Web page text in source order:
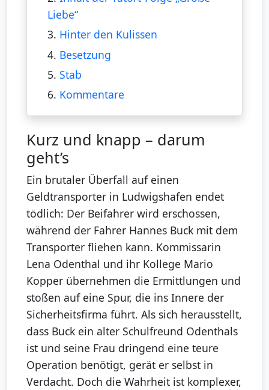
Liebe“
3. Hinter den Kulissen
4. Besetzung
5. Stab
6. Kommentare
Kurz und knapp – darum
geht’s
Ein brutaler Überfall auf einen
Geldtransporter in Ludwigshafen endet
tödlich: Der Beifahrer wird erschossen,
während der Fahrer Hannes Buck mit dem
Transporter fliehen kann. Kommissarin
Lena Odenthal und ihr Kollege Mario
Kopper übernehmen die Ermittlungen und
stoßen auf eine Spur, die ins Innere der
Sicherheitsfirma führt. Als sich herausstellt,
dass Buck ein alter Schulfreund Odenthals
ist und seine Frau dringend eine teure
Operation benötigt, gerät er selbst in
Verdacht. Doch die Wahrheit ist komplexer,